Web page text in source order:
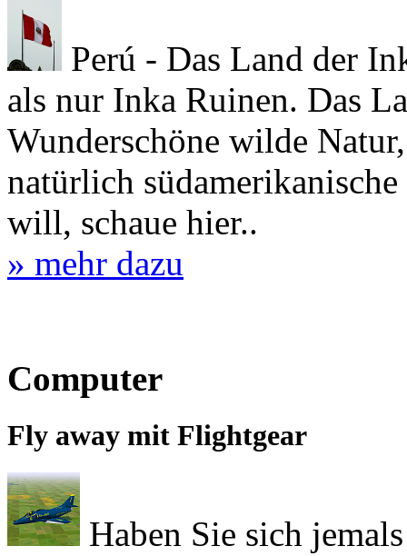
Perú - Das Land der
als nur Inka Ruinen. Das
Wunderschöne wilde
natürlich
will, schaue hier..
» mehr dazu
Computer
Fly away mit Flightgear
Haben Sie sich